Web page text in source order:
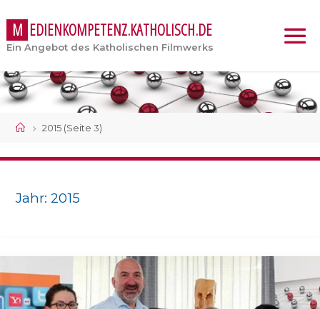
M EDIENKOMPETENZ.KATHOLISCH.DE
Ein Angebot des Katholischen Filmwerks
Start2015 (Seite 3)
Jahr:2015